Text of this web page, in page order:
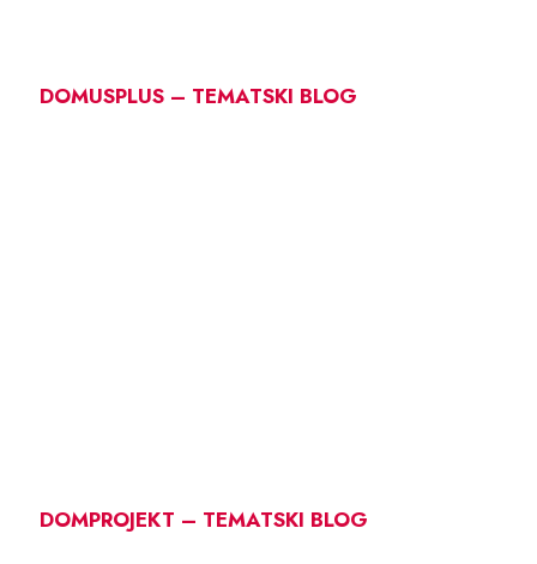
DOMUSPLUS – TEMATSKI BLOG
DOMPROJEKT – TEMATSKI BLOG